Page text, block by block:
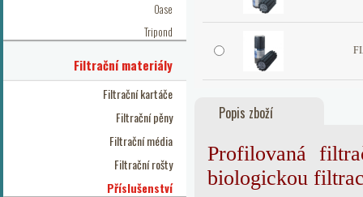
Oase
Tripond
Filtrační materiály
Filtrační kartáče
Filtrační pěny
Filtrační média
Filtrační rošty
Příslušenství
Popis zboží
Profilovaná
biologickou